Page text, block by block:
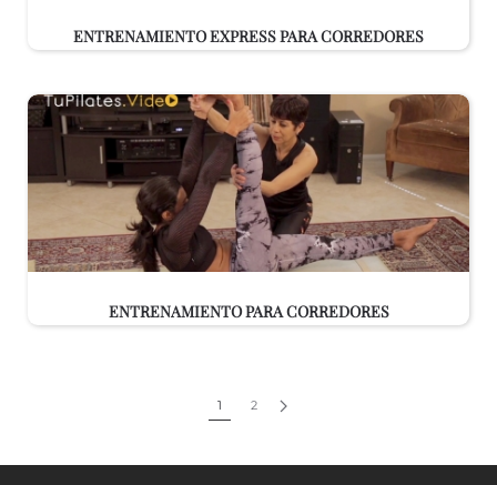
ENTRENAMIENTO EXPRESS PARA CORREDORES
ENTRENAMIENTO PARA CORREDORES
1 2